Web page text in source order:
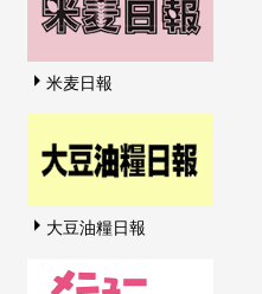
米麦日報
大豆油糧日報